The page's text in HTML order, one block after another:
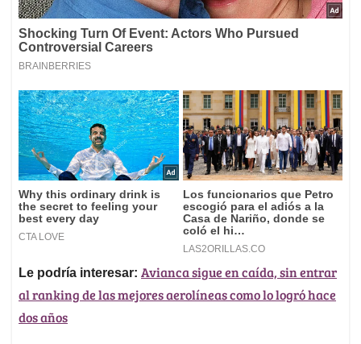
Le podría interesar: Avianca sigue en caída, sin entrar
al ranking de las mejores aerolíneas como lo logró hace
dos años